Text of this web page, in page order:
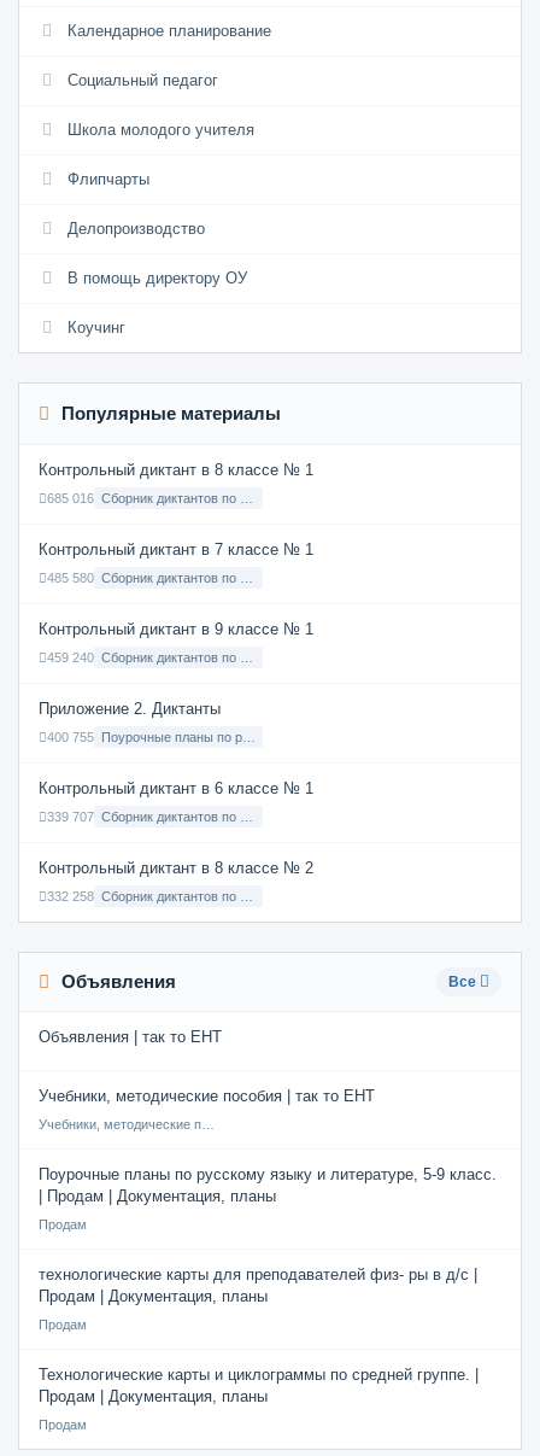
Календарное планирование
Социальный педагог
Школа молодого учителя
Флипчарты
Делопроизводство
В помощь директору ОУ
Коучинг
Популярные материалы
Контрольный диктант в 8 классе № 1
685 016
Контрольный диктант в 7 классе № 1
485 580
Контрольный диктант в 9 классе № 1
459 240
Приложение 2. Диктанты
400 755
Контрольный диктант в 6 классе № 1
339 707
Контрольный диктант в 8 классе № 2
332 258
Объявления Все
Объявления | так то ЕНТ
Учебники, методические пособия | так то ЕНТ
Поурочные планы по русскому языку и литературе, 5-9 класс.
| Продам | Документация, планы
Продам
технологические карты для преподавателей физ- ры в д/с |
Продам | Документация, планы
Продам
Технологические карты и циклограммы по средней группе. |
Продам | Документация, планы
Продам